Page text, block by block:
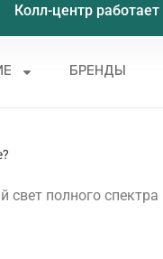
Колл-центр
БРЕНДЫ
полного спектра